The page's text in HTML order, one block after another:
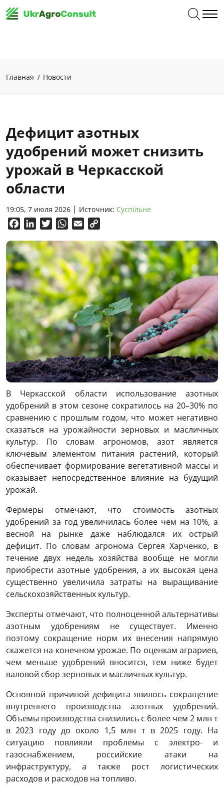
Главная Новости
Дефицит азотных
удобрений может снизить
урожай в Черкасской
области
19:05, 7 июля 2026 Источник: Суспільне
FacebookLinkedInTwitterWhatsApp
Email
В Черкасской области использование азотных
удобрений в этом сезоне сократилось на 20–30% по
сравнению с прошлым годом, что может негативно
сказаться на урожайности зерновых и масличных
культур. По словам агрономов, азот является
ключевым элементом питания растений, который
обеспечивает формирование вегетативной массы и
оказывает непосредственное влияние на будущий
урожай.
Фермеры отмечают, что стоимость азотных
удобрений за год увеличилась более чем на 10%, а
весной на рынке даже наблюдался их острый
дефицит. По словам агронома Сергея Харченко, в
течение двух недель хозяйства вообще не могли
приобрести азотные удобрения, а их высокая цена
существенно увеличила затраты на выращивание
сельскохозяйственных культур.
Эксперты отмечают, что полноценной альтернативы
азотным удобрениям не существует. Именно
поэтому сокращение норм их внесения напрямую
скажется на конечном урожае. По оценкам аграриев,
чем меньше удобрений вносится, тем ниже будет
валовой сбор зерновых и масличных культур.
Основной причиной дефицита явилось сокращение
внутреннего производства азотных удобрений.
Объемы производства снизились с более чем 2 млн т
в 2023 году до около 1,5 млн т в 2025 году. На
ситуацию повлияли проблемы с электро- и
газоснабжением, российские атаки на
инфраструктуру, а также рост логистических
расходов и расходов на топливо.